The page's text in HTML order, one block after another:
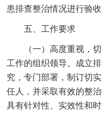
患排查整治情况进行验
五、工作要求
（一）高度重视，
工作的组织领导。成立
究，专门部署，制订切
任人，并采取有效的整
具有针对性、实效性和